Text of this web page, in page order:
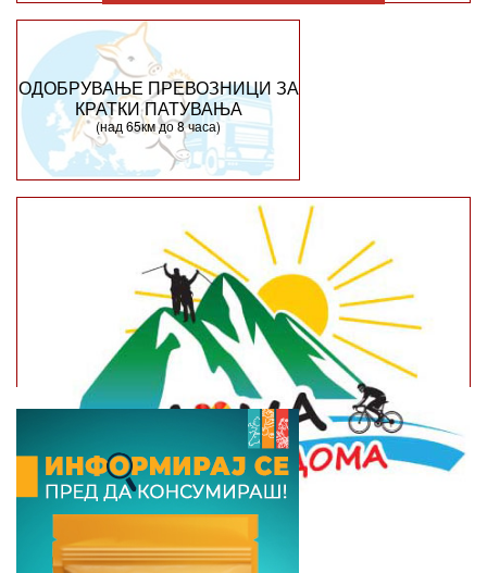
ОДОБРУВАЊЕ ПРЕВОЗНИЦИ ЗА
КРАТКИ ПАТУВАЊА
(над 65км до 8 часа)